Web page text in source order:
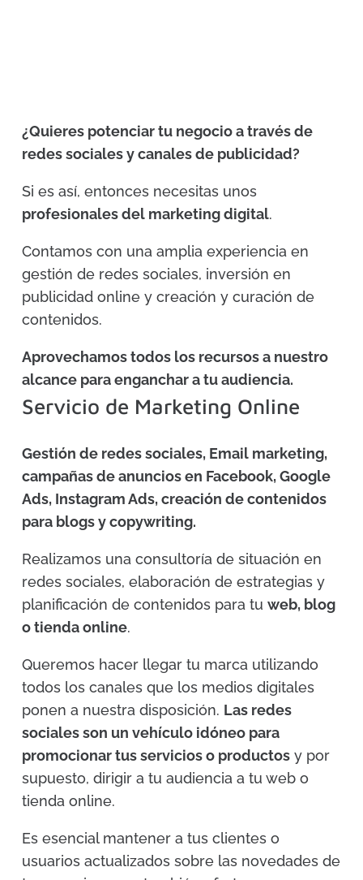
¿Quieres potenciar tu negocio a través de
redes sociales y canales de publicidad?
Si es así, entonces necesitas unos
profesionales del marketing digital.
Contamos con una amplia experiencia en
gestión de redes sociales, inversión en
publicidad online y creación y curación de
contenidos.
Aprovechamos todos los recursos a nuestro
alcance para enganchar a tu audiencia.
Servicio de Marketing Online
Gestión de redes sociales, Email marketing,
campañas de anuncios en Facebook, Google
Ads, Instagram Ads, creación de contenidos
para blogs y copywriting.
Realizamos una consultoría de situación en
redes sociales, elaboración de estrategias y
planificación de contenidos para tu web, blog
o tienda online.
Queremos hacer llegar tu marca utilizando
todos los canales que los medios digitales
ponen a nuestra disposición. Las redes
sociales son un vehículo idóneo para
promocionar tus servicios o productos y por
supuesto, dirigir a tu audiencia a tu web o
tienda online.
Es esencial mantener a tus clientes o
usuarios actualizados sobre las novedades de